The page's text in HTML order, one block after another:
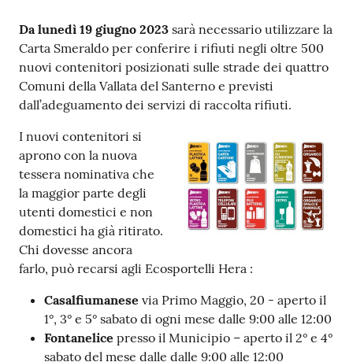
Contenuto
Da lunedì 19 giugno 2023 sarà necessario utilizzare la
Carta Smeraldo per conferire i rifiuti negli oltre 500
nuovi contenitori posizionati sulle strade dei quattro
Comuni della Vallata del Santerno e previsti
dall’adeguamento dei servizi di raccolta rifiuti.
I nuovi contenitori si
aprono con la nuova
tessera nominativa che
la maggior parte degli
utenti domestici e non
domestici ha già ritirato.
Chi dovesse ancora
farlo, può recarsi agli Ecosportelli Hera :
Casalfiumanese via Primo Maggio, 20 - aperto il
1°, 3° e 5° sabato di ogni mese dalle 9:00 alle 12:00
Fontanelice presso il Municipio – aperto il 2° e 4°
sabato del mese dalle dalle 9:00 alle 12:00